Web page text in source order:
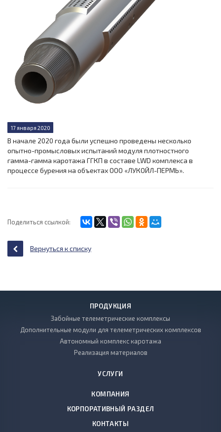
17 января 2020
В начале 2020 года были успешно проведены несколько
опытно-промысловых испытаний модуля плотностного
гамма-гамма каротажа ГГКП в составе LWD комплекса в
процессе бурения на объектах ООО «ЛУКОЙЛ-ПЕРМЬ».
Поделиться ссылкой:
Вернуться к списку
ПРОДУКЦИЯ
Забойные телеметрические комплексы
Дополнительные модули для телеметрических комплексов
Автономный комплекс каротажа
Реализация материалов
УСЛУГИ
КОМПАНИЯ
КОРПОРАТИВНЫЙ РАЗДЕЛ
КОНТАКТЫ